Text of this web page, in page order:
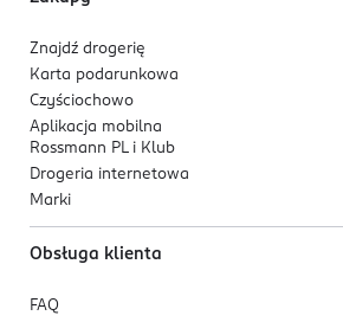
poniżej 36 miesięcy. Do używania
dorosłej.
OSOBA/PODMIOT ODPOWIEDZIALNY
ul. Racula-Głogowska 10a
Kod EAN
Znajdź drogerię
Karta podarunkowa
Czyściochowo
Aplikacja mobilna
Rossmann PL i Klub
Drogeria internetowa
Marki
Obsługa klienta
FAQ